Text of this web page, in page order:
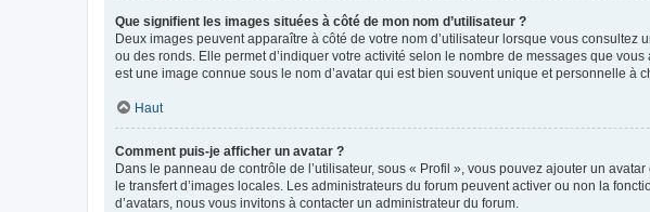
Que signifient les images situées à côté de mon nom d’utilisateur ?
Deux images peuvent apparaître à côté de votre nom d’utilisateur lorsque vous
ou des ronds. Elle permet d’indiquer votre activité selon le nombre de messages que
est une image connue sous le nom d’avatar qui est bien souvent unique et personnelle à
Haut
Comment puis-je afficher un avatar ?
Dans le panneau de contrôle de l’utilisateur, sous « Profil », vous pouvez ajouter un
le transfert d’images locales. Les administrateurs du forum peuvent activer ou non la
d’avatars, nous vous invitons à contacter un administrateur du forum.